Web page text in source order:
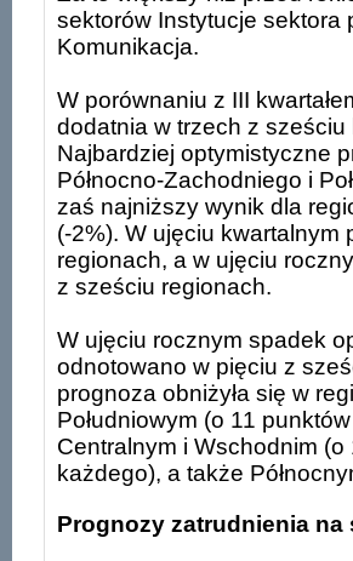
sektorów Instytucje sektora
Komunikacja.
W porównaniu z III
dodatnia w trzech z
Najbardziej optymistyczne
Północno-Zachodniego i
zaś najniższy wynik dla
(-2%). W ujęciu kwartalnym
regionach, a w ujęciu
z sześciu regionach.
W ujęciu rocznym spadek
odnotowano w pięciu z
prognoza obniżyła się w
Południowym (o 11
Centralnym i Wschodnim
każdego), a także
Prognozy zatrudnienia na